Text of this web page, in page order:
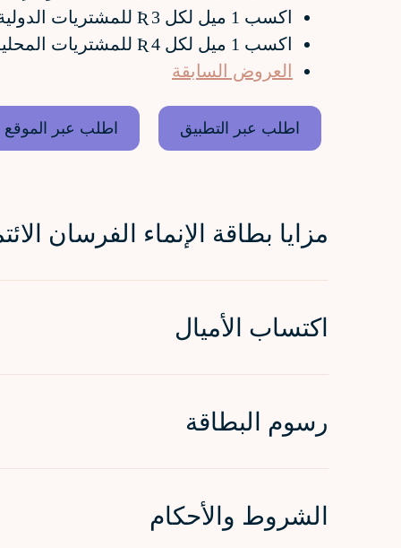
اكسب 1 ميل لكل 3 Ʀ
للمشتريات
اكسب 1 ميل لكل 4 Ʀ
للمشتريات
العروض السابقة
اطلب عبر التطبيق اطلب عبر الموقع
مزايا بطاقة الإنماء الفرسان
اكتساب الأميال
رسوم البطاقة
الشروط والأحكام